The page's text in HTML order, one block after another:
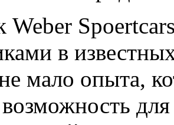
Weber
в
мало опыта,